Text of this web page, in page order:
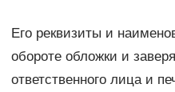
Его реквизиты и
обороте обложки и
ответственного лица и